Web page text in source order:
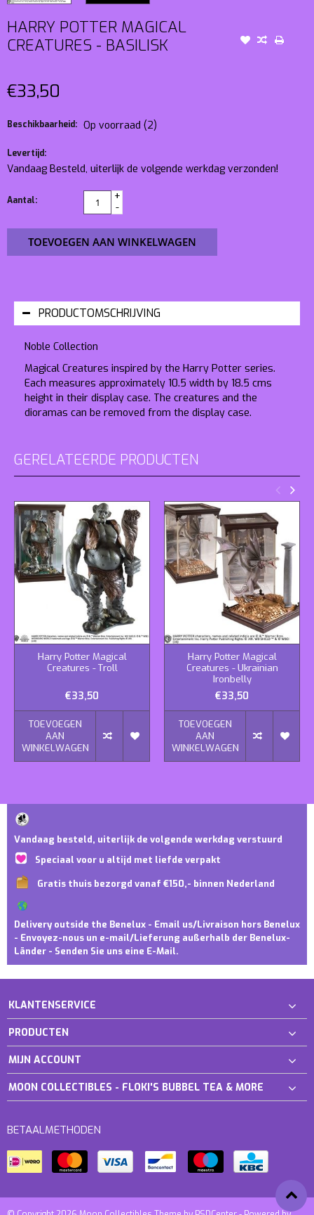
HARRY POTTER MAGICAL
CREATURES - BASILISK
€33,50
Beschikbaarheid: Op voorraad (2)
Levertijd:
Vandaag Besteld, uiterlijk de volgende werkdag verzonden!
Aantal:
+
-
TOEVOEGEN AAN WINKELWAGEN
PRODUCTOMSCHRIJVING
Noble Collection
Magical Creatures inspired by the Harry Potter series.
Each measures approximately 10.5 width by 18.5 cms
height in their display case. The creatures and the
dioramas can be removed from the display case.
GERELATEERDE PRODUCTEN
Harry Potter Magical
Creatures - Troll
€33,50
TOEVOEGEN
AAN
WINKELWAGEN
Harry Potter Magical
Creatures - Ukrainian
Ironbelly
€33,50
TOEVOEGEN
AAN
WINKELWAGEN
Vandaag besteld, uiterlijk de volgende werkdag verstuurd
Speciaal voor u altijd met liefde verpakt
Gratis thuis bezorgd vanaf €150,- binnen Nederland
Delivery outside the Benelux - Email us/Livraison hors Benelux
- Envoyez-nous un e-mail/Lieferung außerhalb der Benelux-
Länder - Senden Sie uns eine E-Mail.
KLANTENSERVICE
PRODUCTEN
MIJN ACCOUNT
MOON COLLECTIBLES - FLOKI'S BUBBEL TEA & MORE
BETAALMETHODEN